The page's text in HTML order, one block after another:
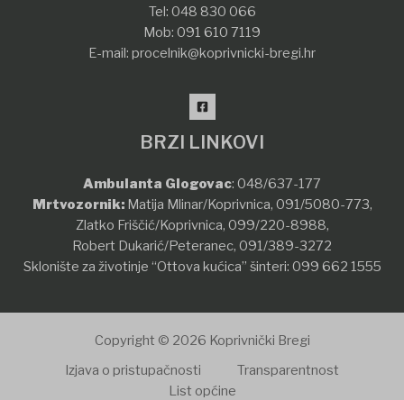
Tel: 048 830 066
Mob: 091 610 7119
E-mail: procelnik@koprivnicki-bregi.hr
BRZI LINKOVI
Ambulanta Glogovac: 048/637-177
Mrtvozornik:Matija Mlinar/Koprivnica, 091/5080-773,
Zlatko Friščić/Koprivnica, 099/220-8988,
Robert Dukarić/Peteranec, 091/389-3272
Sklonište za životinje “Ottova kućica” šinteri: 099 662 1555
Copyright © 2026 Koprivnički Bregi
Izjava o pristupačnosti
Transparentnost
List općine